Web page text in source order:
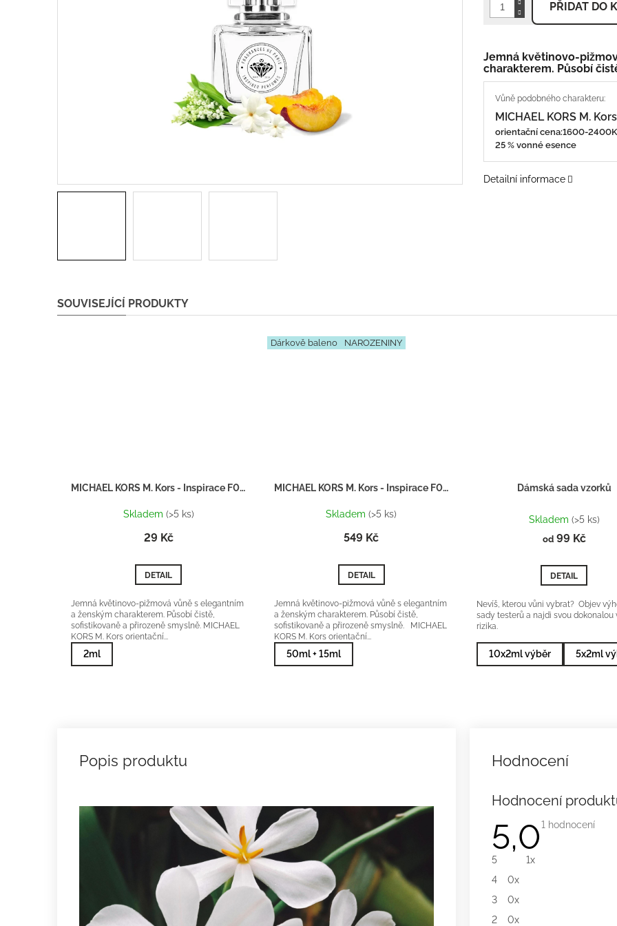
PŘIDAT DO
Jemná květinovo-
charakterem. Působí
MICHAEL KORS M. Kors
orientační cena:1600-
25 % vonné esence
Detailní informace
SOUVISEJÍCÍ PRODUKTY
MICHAEL KORS M. Kors - Inspirace F002 - tester 2ml
Skladem (>5 ks)
29 Kč
DETAIL
Jemná květinovo-pižmová vůně s elegantním
a ženským charakterem. Působí čistě,
sofistikovaně a přirozeně smyslně. MICHAEL
KORS M. Kors orientační...
2ml
Dárkově baleno NAROZENINY
MICHAEL KORS M. Kors - Inspirace F002 - Dárkový balíček
Skladem(>5 ks)
549 Kč
DETAIL
Jemná květinovo-pižmová vůně s elegantním
a ženským charakterem. Působí čistě,
sofistikovaně a přirozeně smyslně. MICHAEL
KORS M. Kors orientační...
50ml + 15ml
Dámská sada vzorků
hodnocení
je
z
5
Skladem (>5 ks)
od99 Kč
DETAIL
Nevíš, kterou vůni vybrat? Objev
sady testerů a najdi svou dokonalou
rizika.
10x2ml výběr 5x2ml
Hodnocení
5,0Průměrné
1 hodnocení
5
1x
4
0x
3
0x
2
0x